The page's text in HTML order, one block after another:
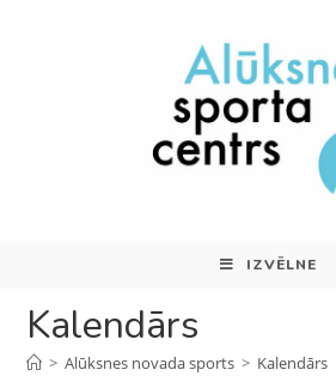
IZVĒLNE
Kalendārs
> Alūksnes novada sports > Kalendārs